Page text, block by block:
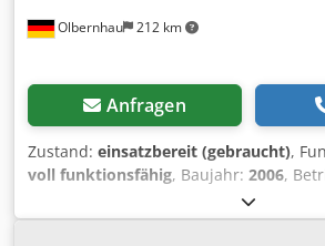
Olbernhau 212 km
Anfragen
Zustand: einsatzbereit (gebraucht),
voll funktionsfähig, Baujahr: 2006,
, Maschinen-/Fahrzeugnummer:
Hammerhydraulik, Kabine,